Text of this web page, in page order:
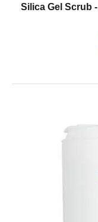
Silica Gel Scrub